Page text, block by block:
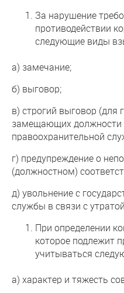
За нарушение
противодействии
следующие виды
а) замечание;
б) выговор;
в) строгий выговор (для
замещающих должности
правоохранительной
г) предупреждение о
(должностном)
д) увольнение с
службы в связи с
При определении
которое подлежит
учитываться
а) характер и тяжесть